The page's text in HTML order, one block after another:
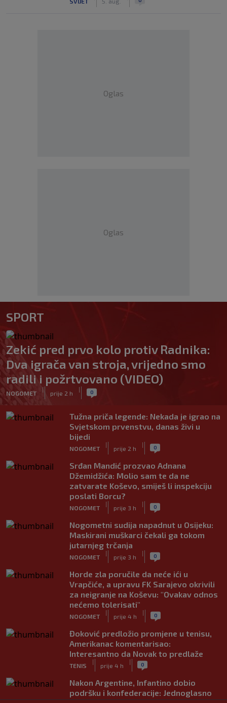
Oglas
Oglas
SPORT
Zekić pred prvo kolo protiv Radnika:
Dva igrača van stroja, vrijedno smo
radili i požrtvovano (VIDEO)
NOGOMET
|
prije 2 h
| 0
Tužna priča legende: Nekada je igrao na
Svjetskom prvenstvu, danas živi u
bijedi
NOGOMET
|
prije 2 h
| 0
Srđan Mandić prozvao Adnana
Džemidžića: Molio sam te da ne
zatvarate Koševo, smiješ li inspekciju
poslati Borcu?
NOGOMET
|
prije 3 h
| 0
Nogometni sudija napadnut u Osijeku:
Maskirani muškarci čekali ga tokom
jutarnjeg trčanja
NOGOMET
|
prije 3 h
| 0
Horde zla poručile da neće ići u
Vrapčiće, a upravu FK Sarajevo okrivili
za neigranje na Koševu: "Ovakav odnos
nećemo tolerisati"
NOGOMET
|
prije 4 h
| 0
Đoković predložio promjene u tenisu,
Amerikanac komentarisao:
Interesantno da Novak to predlaže
TENIS
|
prije 4 h
| 0
Nakon Argentine, Infantino dobio
podršku i konfederacije: Jednoglasno